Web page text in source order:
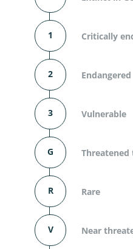
1 Critically
2 Endangered
3 Vulnerable
G
R Rare
V Near